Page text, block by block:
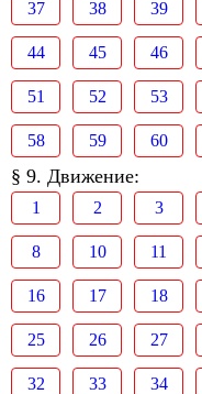
37 38 39
44 45 46
51 52 53
58 59 60
§ 9. Движение:
1 2 3
8 10 11
16 17 18
25 26 27
32 33 34